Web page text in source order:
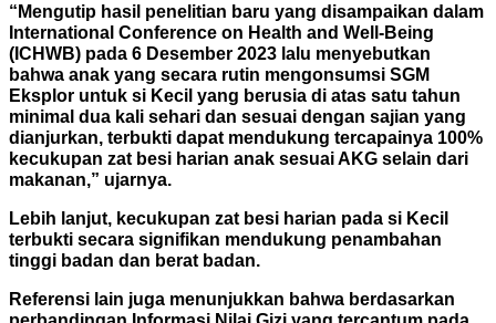
“Mengutip hasil penelitian baru yang disampaikan dalam
International Conference on Health and Well-Being
(ICHWB) pada 6 Desember 2023 lalu menyebutkan
bahwa anak yang secara rutin mengonsumsi SGM
Eksplor untuk si Kecil yang berusia di atas satu tahun
minimal dua kali sehari dan sesuai dengan sajian yang
dianjurkan, terbukti dapat mendukung tercapainya 100%
kecukupan zat besi harian anak sesuai AKG selain dari
makanan,” ujarnya.
Lebih lanjut, kecukupan zat besi harian pada si Kecil
terbukti secara signifikan mendukung penambahan
tinggi badan dan berat badan.
Referensi lain juga menunjukkan bahwa berdasarkan